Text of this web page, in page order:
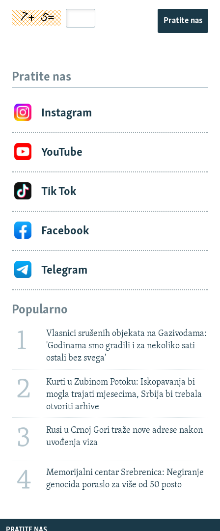
Pratite nas
Pratite nas
Instagram
YouTube
Tik Tok
Facebook
Telegram
Popularno
1
Vlasnici srušenih objekata na Gazivodama:
'Godinama smo gradili i za nekoliko sati
ostali bez svega'
2
Kurti u Zubinom Potoku: Iskopavanja bi
mogla trajati mjesecima, Srbija bi trebala
otvoriti arhive
3
Rusi u Crnoj Gori traže nove adrese nakon
uvođenja viza
4
Memorijalni centar Srebrenica: Negiranje
genocida poraslo za više od 50 posto